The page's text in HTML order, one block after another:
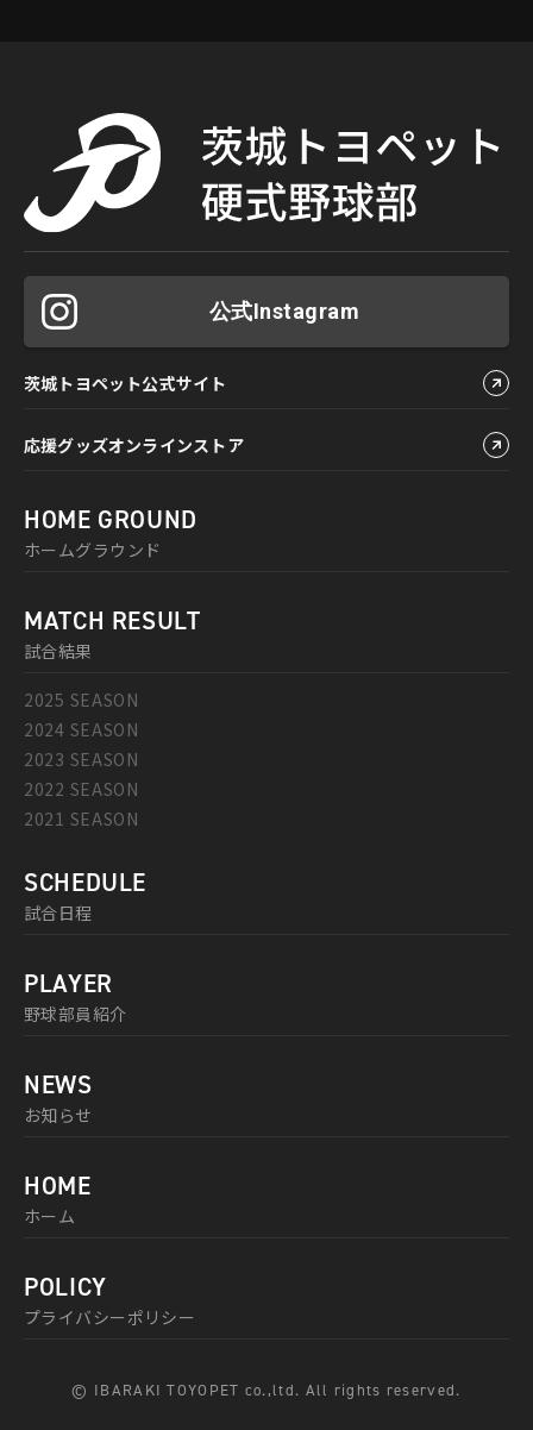
公式Instagram
茨城トヨペット公式サイト
応援グッズオンラインストア
HOME GROUND
ホームグラウンド
MATCH RESULT
試合結果
2025 SEASON
2024 SEASON
2023 SEASON
2022 SEASON
2021 SEASON
SCHEDULE
試合日程
PLAYER
野球部員紹介
NEWS
お知らせ
HOME
ホーム
POLICY
プライバシーポリシー
© IBARAKI TOYOPET co.,ltd. All rights reserved.